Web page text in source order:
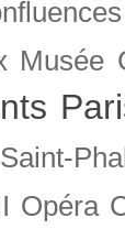
Musée
Opéra